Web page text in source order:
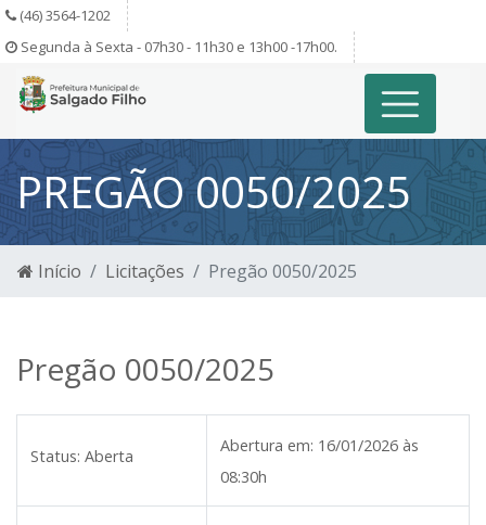
(46) 3564-1202
Segunda à Sexta - 07h30 - 11h30 e 13h00 -17h00.
PREGÃO 0050/2025
Início Licitações Pregão 0050/2025
Pregão 0050/2025
Status: Aberta
Abertura em: 16/01/2026 às
08:30h